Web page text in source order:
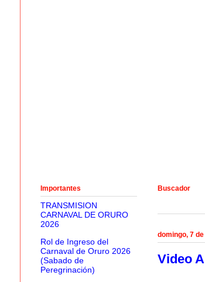
Buscador
domingo, 7
Video
Importantes
TRANSMISION
CARNAVAL DE ORURO
2026
Rol de Ingreso del
Carnaval de Oruro 2026
(Sabado de
Peregrinación)